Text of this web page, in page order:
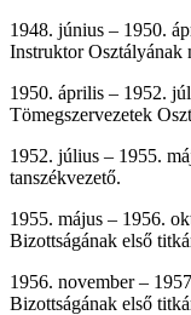
1948. június – 1950.
Instruktor Osztályának
1950. április – 1952.
Tömegszervezetek
1952. július – 1955.
tanszékvezető.
1955. május – 1956.
Bizottságának első
1956. november –
Bizottságának első